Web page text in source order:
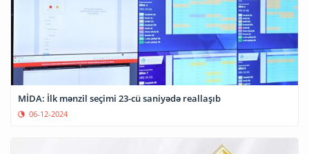
MİDA: İlk mənzil seçimi 23-cü saniyədə reallaşıb
06-12-2024